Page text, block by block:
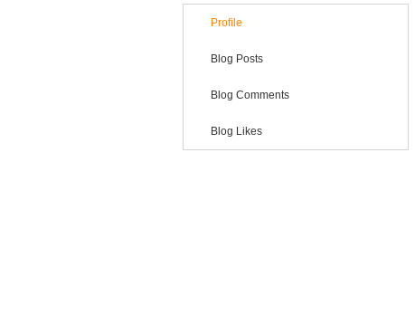
Profile
Blog Posts
Blog Comments
Blog Likes